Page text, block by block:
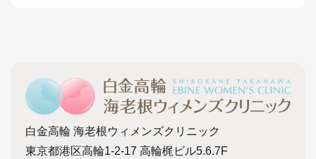
白金高輪 海老根ウィメンズクリニック
東京都港区高輪1-2-17 高輪梶ビル5.6.7F